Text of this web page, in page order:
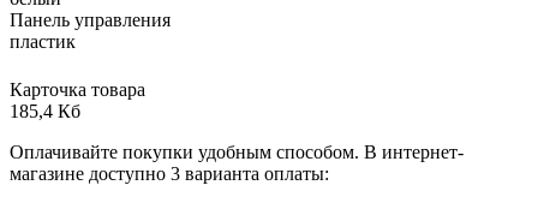
Панель управления
пластик
Карточка товара
185,4 Кб
Оплачивайте покупки удобным способом. В интернет-
магазине доступно 3 варианта оплаты: